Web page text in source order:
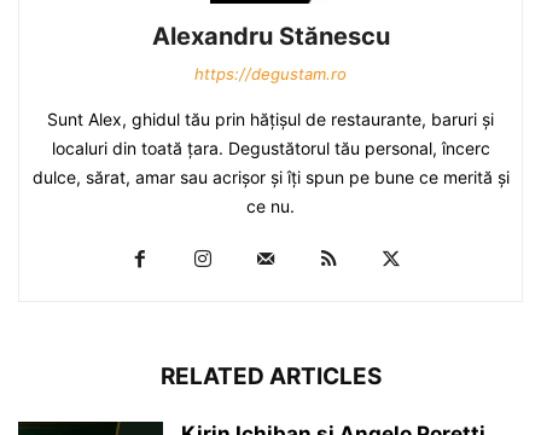
Alexandru Stănescu
https://degustam.ro
Sunt Alex, ghidul tău prin hăţişul de restaurante, baruri şi
localuri din toată ţara. Degustătorul tău personal, încerc
dulce, sărat, amar sau acrişor şi îţi spun pe bune ce merită şi
ce nu.
RELATED ARTICLES